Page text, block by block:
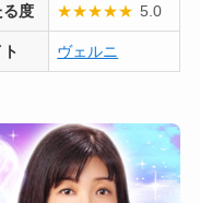
る度 ★★★★★ 5.0
ヴェルニ